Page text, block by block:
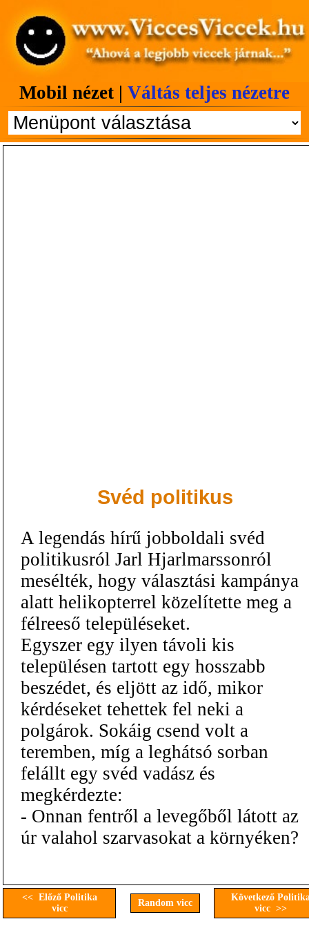
Mobil nézet | Váltás teljes nézetre
Svéd politikus
A legendás hírű jobboldali svéd
politikusról Jarl Hjarlmarssonról
mesélték, hogy választási kampánya
alatt helikopterrel közelítette meg a
félreeső településeket.
Egyszer egy ilyen távoli kis
településen tartott egy hosszabb
beszédet, és eljött az idő, mikor
kérdéseket tehettek fel neki a
polgárok. Sokáig csend volt a
teremben, míg a leghátsó sorban
felállt egy svéd vadász és
megkérdezte:
- Onnan fentről a levegőből látott az
úr valahol szarvasokat a környéken?
<< Előző Politika
vicc
Random vicc
Következő
vicc >>